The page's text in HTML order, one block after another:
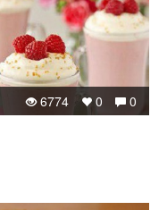
0
0
6774